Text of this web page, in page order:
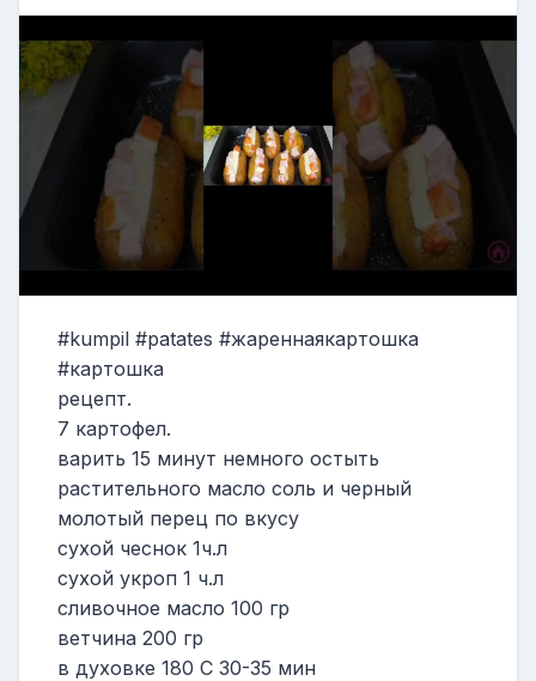
#kumpil #patates #жареннаякартошка
#картошка
рецепт.
7 картофел.
варить 15 минут немного остыть
растительного масло соль и черный
молотый перец по вкусу
сухой чеснок 1ч.л
сухой укроп 1 ч.л
сливочное масло 100 гр
ветчина 200 гр
в духовке 180 С 30-35 мин